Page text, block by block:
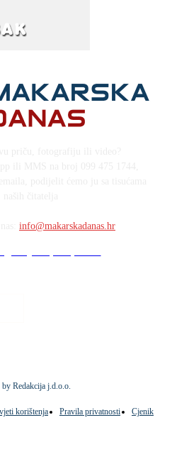
info@makarskadanas.hr
by Redakcija j.d.o.o.
korištenja Pravila privatnosti
Cjenik